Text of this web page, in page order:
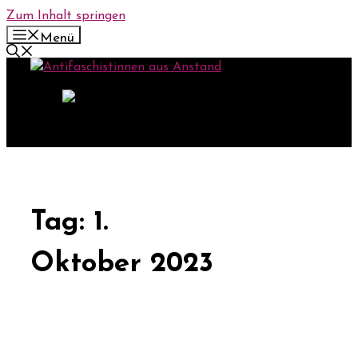
Zum Inhalt springen
Menü
Tag: 1.
Oktober 2023